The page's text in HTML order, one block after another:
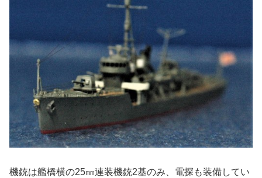
機銃は艦橋横の25㎜連装機銃2基のみ、電探も装備してい